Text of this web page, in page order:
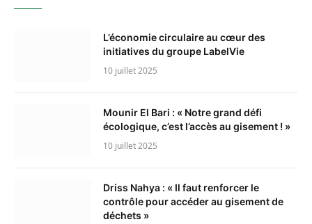
L’économie circulaire au cœur des
initiatives du groupe LabelVie
10 juillet 2025
Mounir El Bari : « Notre grand défi
écologique, c’est l’accès au gisement ! »
10 juillet 2025
Driss Nahya : « Il faut renforcer le
contrôle pour accéder au gisement de
déchets »